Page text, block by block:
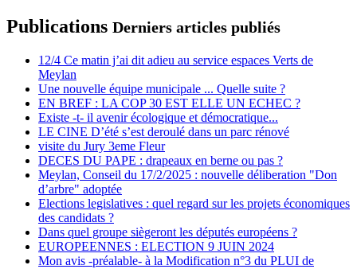
Publications Derniers articles publiés
12/4 Ce matin j’ai dit adieu au service espaces Verts de
Meylan
Une nouvelle équipe municipale ... Quelle suite ?
EN BREF : LA COP 30 EST ELLE UN ECHEC ?
Existe -t- il avenir écologique et démocratique...
LE CINE D’été s’est deroulé dans un parc rénové
visite du Jury 3eme Fleur
DECES DU PAPE : drapeaux en berne ou pas ?
Meylan, Conseil du 17/2/2025 : nouvelle déliberation "Don
d’arbre" adoptée
Elections legislatives : quel regard sur les projets économiques
des candidats ?
Dans quel groupe siègeront les députés européens ?
EUROPEENNES : ELECTION 9 JUIN 2024
Mon avis -préalable- à la Modification n°3 du PLUI de